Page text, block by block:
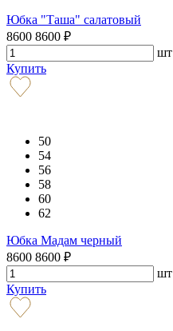
Юбка "Таша" салатовый
8600 8600 ₽
шт
Купить
50
54
56
58
60
62
Юбка Мадам черный
8600 8600 ₽
шт
Купить